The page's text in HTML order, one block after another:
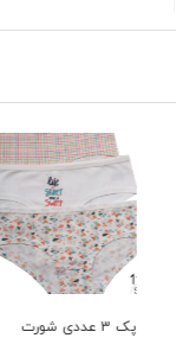
پک 3 عددی شورت